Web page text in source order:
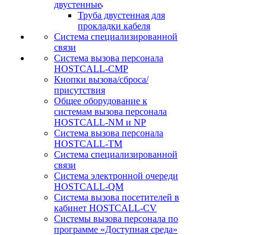
двустенные
Труба двустенная для
прокладки кабеля
Система специализированной
связи
Cистема вызова персонала
HOSTCALL-CMP
Кнопки вызова/сброса/
присутствия
Общее оборудование к
системам вызова персонала
HOSTCALL-NM и NP
Система вызова персонала
HOSTCALL-TM
Система специализированной
связи
Система электронной очереди
HOSTCALL-QM
Cистема вызова посетителей в
кабинет HOSTCALL-CV
Системы вызова персонала по
программе «Доступная среда»